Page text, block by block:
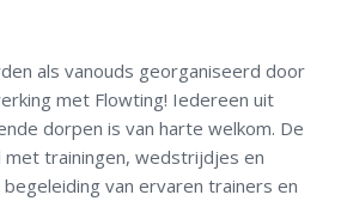
als vanouds georganiseerd door
met Flowting! Iedereen uit
dorpen is van harte welkom. De
met trainingen, wedstrijdjes en
van ervaren trainers en